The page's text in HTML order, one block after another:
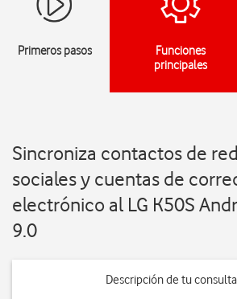
Primeros pasos
Funciones
principales
Sincroniza contactos de
sociales y cuentas de
electrónico al LG K50S
9.0
Descripción de tu consulta